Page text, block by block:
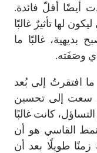
أيضًا أقلّ فائدة.
لها تأثيرٌ غالبًا
بديهية، غالبًا ما
وصَفَته.
ما افتقرتُ إلى بُعد
سعت إلى تحسين
كانت غالبًا
القاسي هو أن
طويلًا بعد أن